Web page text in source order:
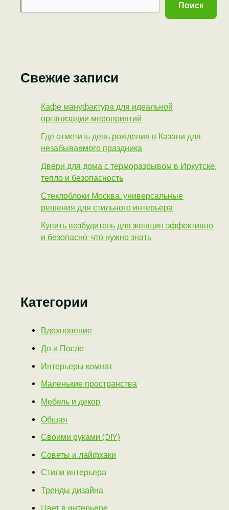
Поиск
Свежие записи
Кафе мануфактура для идеальной
организации мероприятий
Где отметить день рождения в Казани для
незабываемого праздника
Двери для дома с терморазрывом в Иркутске:
тепло и безопасность
Стеклоблоки Москва: универсальные
решения для стильного интерьера
Купить возбудитель для женщин эффективно
и безопасно: что нужно знать
Категории
Вдохновение
До и После
Интерьеры комнат
Маленькие пространства
Мебель и декор
Общая
Своими руками (DIY)
Советы и лайфхаки
Стили интерьера
Тренды дизайна
Цвет в интерьере